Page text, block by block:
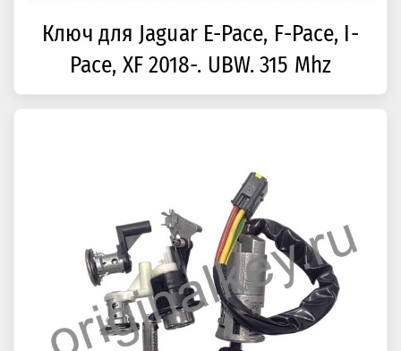
Ключ для Jaguar E-Pace, F-Pace, I-
Pace, XF 2018-. UBW. 315 Mhz